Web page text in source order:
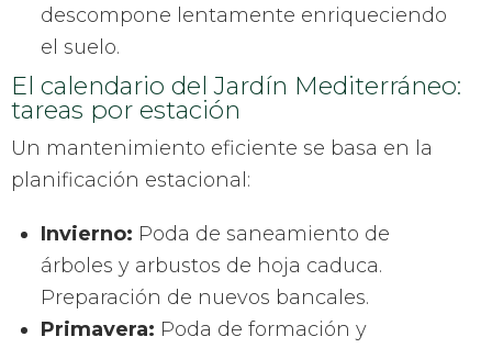
descompone lentamente enriqueciendo
el suelo.
El calendario del Jardín Mediterráneo:
tareas por estación
Un mantenimiento eficiente se basa en la
planificación estacional:
Invierno: Poda de saneamiento de
árboles y arbustos de hoja caduca.
Preparación de nuevos bancales.
Primavera: Poda de formación y